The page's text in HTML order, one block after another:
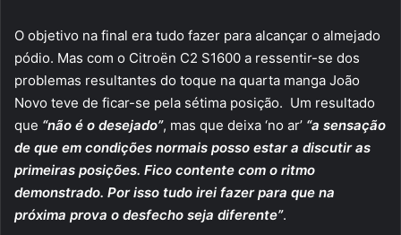
O objetivo na final era tudo fazer para alcançar o almejado
pódio. Mas com o Citroën C2 S1600 a ressentir-se dos
problemas resultantes do toque na quarta manga João
Novo teve de ficar-se pela sétima posição. Um resultado
que “não é o desejado”, mas que deixa ‘no ar’ “a sensação
de que em condições normais posso estar a discutir as
primeiras posições. Fico contente com o ritmo
demonstrado. Por isso tudo irei fazer para que na
próxima prova o desfecho seja diferente”.